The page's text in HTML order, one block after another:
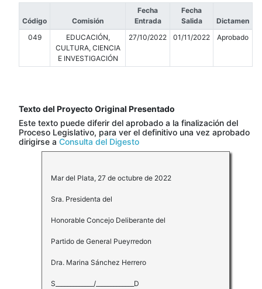
Código Comisión
Fecha
Entrada
Fecha
Salida
Dictamen
049
EDUCACIÓN,
CULTURA, CIENCIA
E INVESTIGACIÓN
27/10/2022 01/11/2022 Aprobado
Texto del Proyecto Original Presentado
Este texto puede diferir del aprobado a la finalización del
Proceso Legislativo, para ver el definitivo una vez aprobado
dirigirse a Consulta del Digesto
Mar del Plata, 27 de octubre de 2022
Sra. Presidenta del
Honorable Concejo Deliberante del
Partido de General Pueyrredon
Dra. Marina Sánchez Herrero
S_____________/_____________D